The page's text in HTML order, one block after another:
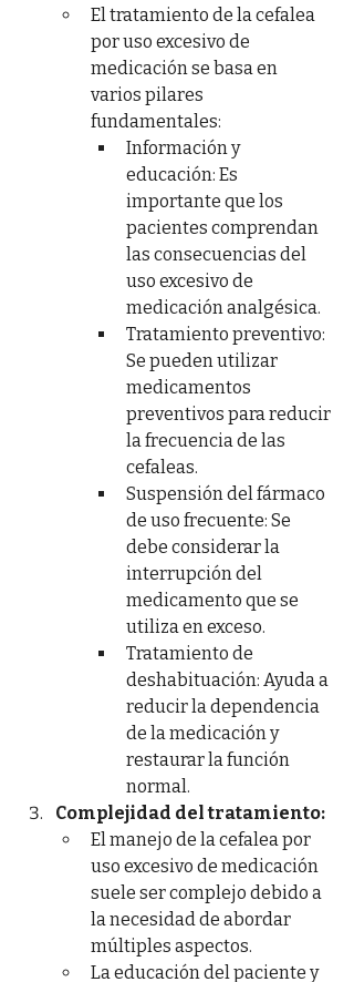
El tratamiento de la cefalea
por uso excesivo de
medicación se basa en
varios pilares
fundamentales:
Información y
educación: Es
importante que los
pacientes comprendan
las consecuencias del
uso excesivo de
medicación analgésica.
Tratamiento preventivo:
Se pueden utilizar
medicamentos
preventivos para reducir
la frecuencia de las
cefaleas.
Suspensión del fármaco
de uso frecuente: Se
debe considerar la
interrupción del
medicamento que se
utiliza en exceso.
Tratamiento de
deshabituación: Ayuda a
reducir la dependencia
de la medicación y
restaurar la función
normal.
Complejidad del tratamiento:
El manejo de la cefalea por
uso excesivo de medicación
suele ser complejo debido a
la necesidad de abordar
múltiples aspectos.
La educación del paciente y